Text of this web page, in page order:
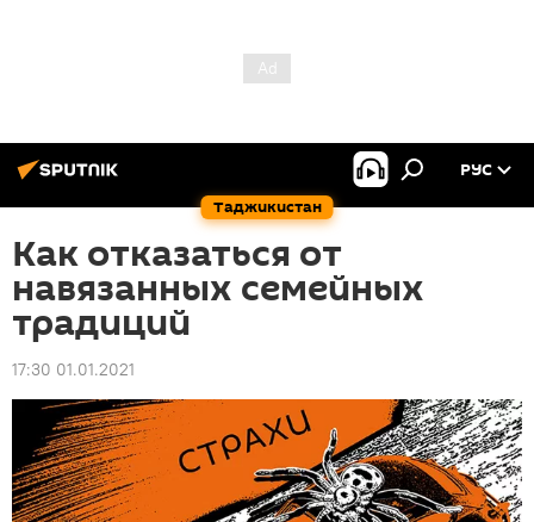
Таджикистан
РУС
Как отказаться от
навязанных семейных
традиций
17:30 01.01.2021